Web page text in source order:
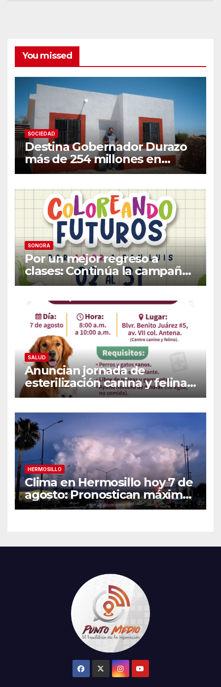
You missed
SOCIEDAD
Destina Gobernador Durazo
más de 254 millones en
acciones de vivienda para
SONORA
Por un mejor regreso a
clases: Continúa la campaña
de recolección de útiles
SALUD
Anuncian jornada de
esterilización canina y felina
en Guaymas este 7 de
y sede
HERMOSILLO
Clima en Hermosillo hoy 7 de
agosto: Pronostican máxima
de 42°C, sensación térmica